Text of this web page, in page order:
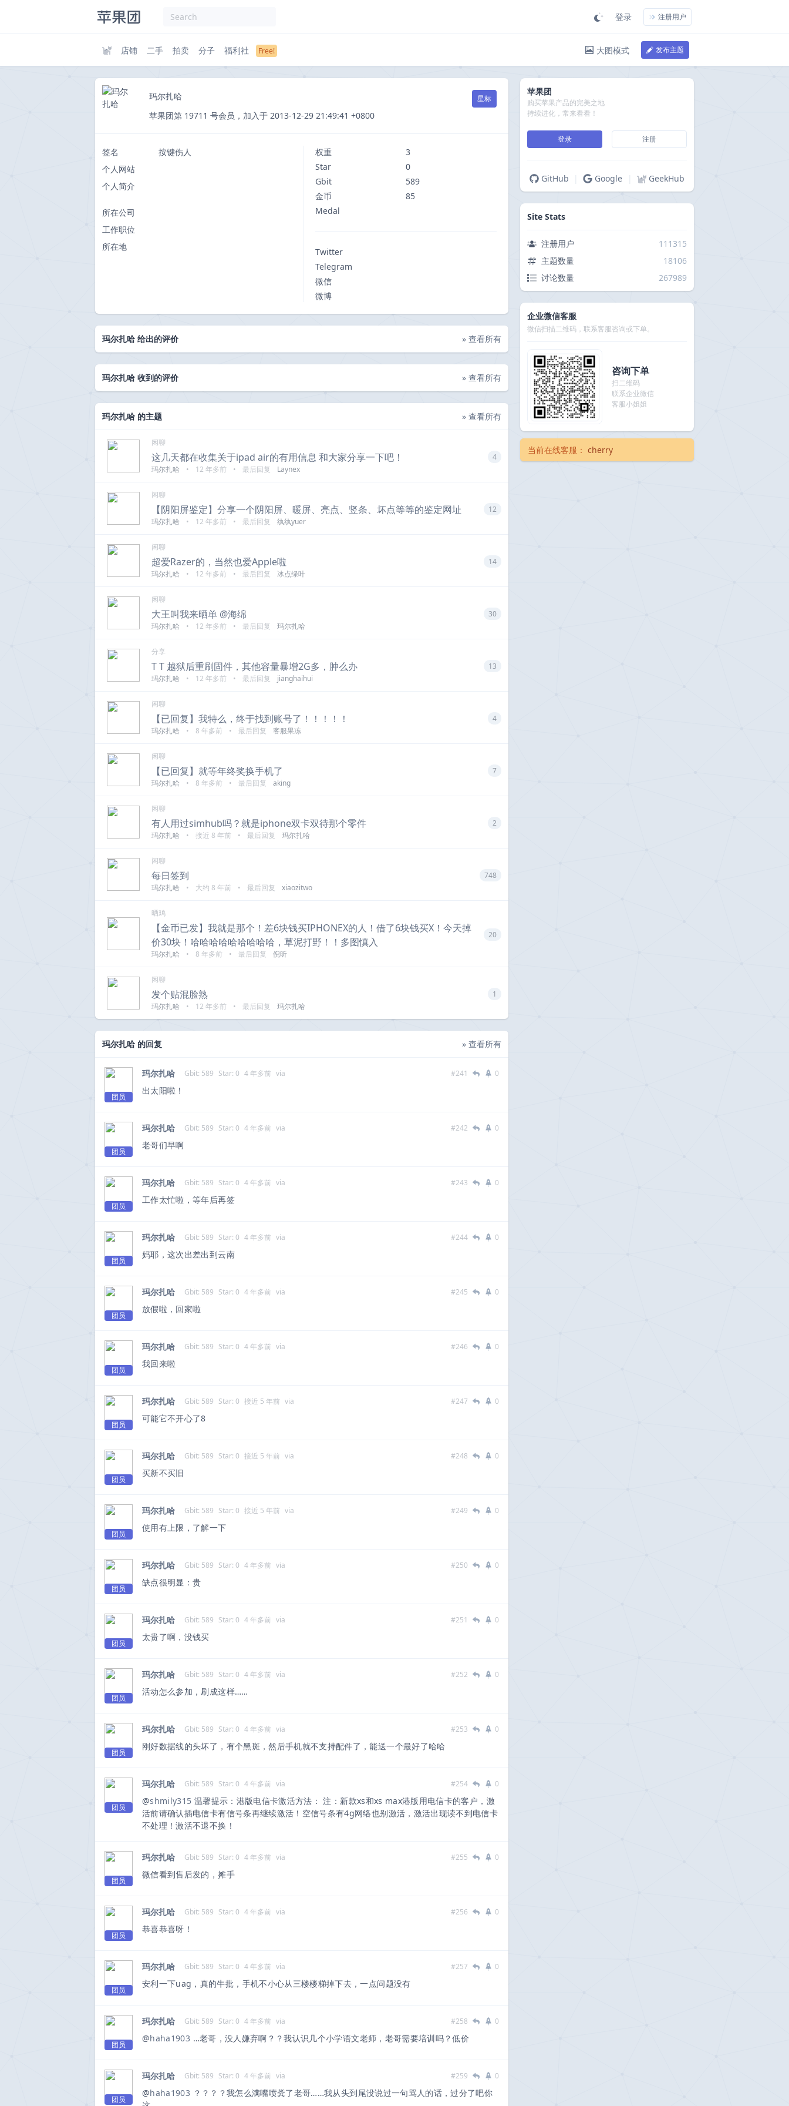
登录 注册用户
店铺 二手 拍卖 分子 福利社 大图模式 发布主题
玛尔扎哈
苹果团第 19711 号会员，加入于 2013-12-29 21:49:41 +0800
星标
签名
按键伤人
个人网站
个人简介
所在公司
工作职位
所在地
权重
3
Star
0
Gbit
589
金币
85
Medal
Twitter
Telegram
微信
微博
玛尔扎哈 给出的评价 » 查看所有
玛尔扎哈 收到的评价 » 查看所有
玛尔扎哈 的主题 » 查看所有
闲聊
这几天都在收集关于ipad air的有用信息 和大家分享一下吧！
玛尔扎哈 • 12 年多前 • 最后回复 Laynex
4
闲聊
【阴阳屏鉴定】分享一个阴阳屏、暖屏、亮点、竖条、坏点等等的鉴定网址
玛尔扎哈 • 12 年多前 • 最后回复 纨纨yuer
12
闲聊
超爱Razer的，当然也爱Apple啦
玛尔扎哈 • 12 年多前 • 最后回复 冰点绿叶
14
闲聊
大王叫我来晒单 @海绵
玛尔扎哈 • 12 年多前 • 最后回复 玛尔扎哈
30
分享
T T 越狱后重刷固件，其他容量暴增2G多，肿么办
玛尔扎哈 • 12 年多前 • 最后回复 jianghaihui
13
闲聊
【已回复】我特么，终于找到账号了！！！！！
玛尔扎哈 • 8 年多前 • 最后回复 客服果冻
4
闲聊
【已回复】就等年终奖换手机了
玛尔扎哈 • 8 年多前 • 最后回复 aking
7
闲聊
有人用过simhub吗？就是iphone双卡双待那个零件
玛尔扎哈 • 接近 8 年前 • 最后回复 玛尔扎哈
2
闲聊
每日签到
玛尔扎哈 • 大约 8 年前 • 最后回复 xiaozitwo
748
晒鸡
【金币已发】我就是那个！差6块钱买IPHONEX的人！借了6块钱买X！今天掉
价30块！哈哈哈哈哈哈哈哈哈，草泥打野！！多图慎入
玛尔扎哈 • 8 年多前 • 最后回复 倪昕
20
闲聊
发个贴混脸熟
玛尔扎哈 • 12 年多前 • 最后回复 玛尔扎哈
1
玛尔扎哈 的回复 » 查看所有
团员
玛尔扎哈 Gbit: 589 Star: 0 4 年多前 via #241 0
出太阳啦！
团员
玛尔扎哈 Gbit: 589 Star: 0 4 年多前 via #242 0
老哥们早啊
团员
玛尔扎哈 Gbit: 589 Star: 0 4 年多前 via #243 0
工作太忙啦，等年后再签
团员
玛尔扎哈 Gbit: 589 Star: 0 4 年多前 via #244 0
妈耶，这次出差出到云南
团员
玛尔扎哈 Gbit: 589 Star: 0 4 年多前 via #245 0
放假啦，回家啦
团员
玛尔扎哈 Gbit: 589 Star: 0 4 年多前 via #246 0
我回来啦
团员
玛尔扎哈 Gbit: 589 Star: 0 接近 5 年前 via #247 0
可能它不开心了8
团员
玛尔扎哈 Gbit: 589 Star: 0 接近 5 年前 via #248 0
买新不买旧
团员
玛尔扎哈 Gbit: 589 Star: 0 接近 5 年前 via #249 0
使用有上限，了解一下
团员
玛尔扎哈 Gbit: 589 Star: 0 4 年多前 via #250 0
缺点很明显：贵
团员
玛尔扎哈 Gbit: 589 Star: 0 4 年多前 via #251 0
太贵了啊，没钱买
团员
玛尔扎哈 Gbit: 589 Star: 0 4 年多前 via #252 0
活动怎么参加，刷成这样……
团员
玛尔扎哈 Gbit: 589 Star: 0 4 年多前 via #253 0
刚好数据线的头坏了，有个黑斑，然后手机就不支持配件了，能送一个最好了哈哈
团员
玛尔扎哈 Gbit: 589 Star: 0 4 年多前 via #254 0
@shmily315 温馨提示：港版电信卡激活方法： 注：新款xs和xs max港版用电信卡的客户，激
活前请确认插电信卡有信号条再继续激活！空信号条有4g网络也别激活，激活出现读不到电信卡
不处理！激活不退不换！
团员
玛尔扎哈 Gbit: 589 Star: 0 4 年多前 via #255 0
微信看到售后发的，摊手
团员
玛尔扎哈 Gbit: 589 Star: 0 4 年多前 via #256 0
恭喜恭喜呀！
团员
玛尔扎哈 Gbit: 589 Star: 0 4 年多前 via #257 0
安利一下uag，真的牛批，手机不小心从三楼楼梯掉下去，一点问题没有
团员
玛尔扎哈 Gbit: 589 Star: 0 4 年多前 via #258 0
@haha1903 …老哥，没人嫌弃啊？？我认识几个小学语文老师，老哥需要培训吗？低价
团员
玛尔扎哈 Gbit: 589 Star: 0 4 年多前 via #259 0
@haha1903 ？？？？我怎么满嘴喷粪了老哥……我从头到尾没说过一句骂人的话，过分了吧你
苹果团
购买苹果产品的完美之地
持续进化，常来看看！
登录 注册
GitHub Google GeekHub
Site Stats
注册用户
111315
主题数量
18106
讨论数量
267989
企业微信客服
微信扫描二维码，联系客服咨询或下单。
咨询下单
扫二维码
联系企业微信
客服小姐姐
当前在线客服： cherry